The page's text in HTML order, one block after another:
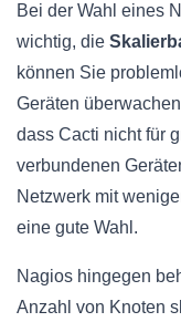
Bei der Wahl eines
wichtig, die
können Sie
Geräten
dass Cacti nicht für
verbundenen
Netzwerk mit
eine gute Wahl.
Nagios hingegen
Anzahl von Knoten